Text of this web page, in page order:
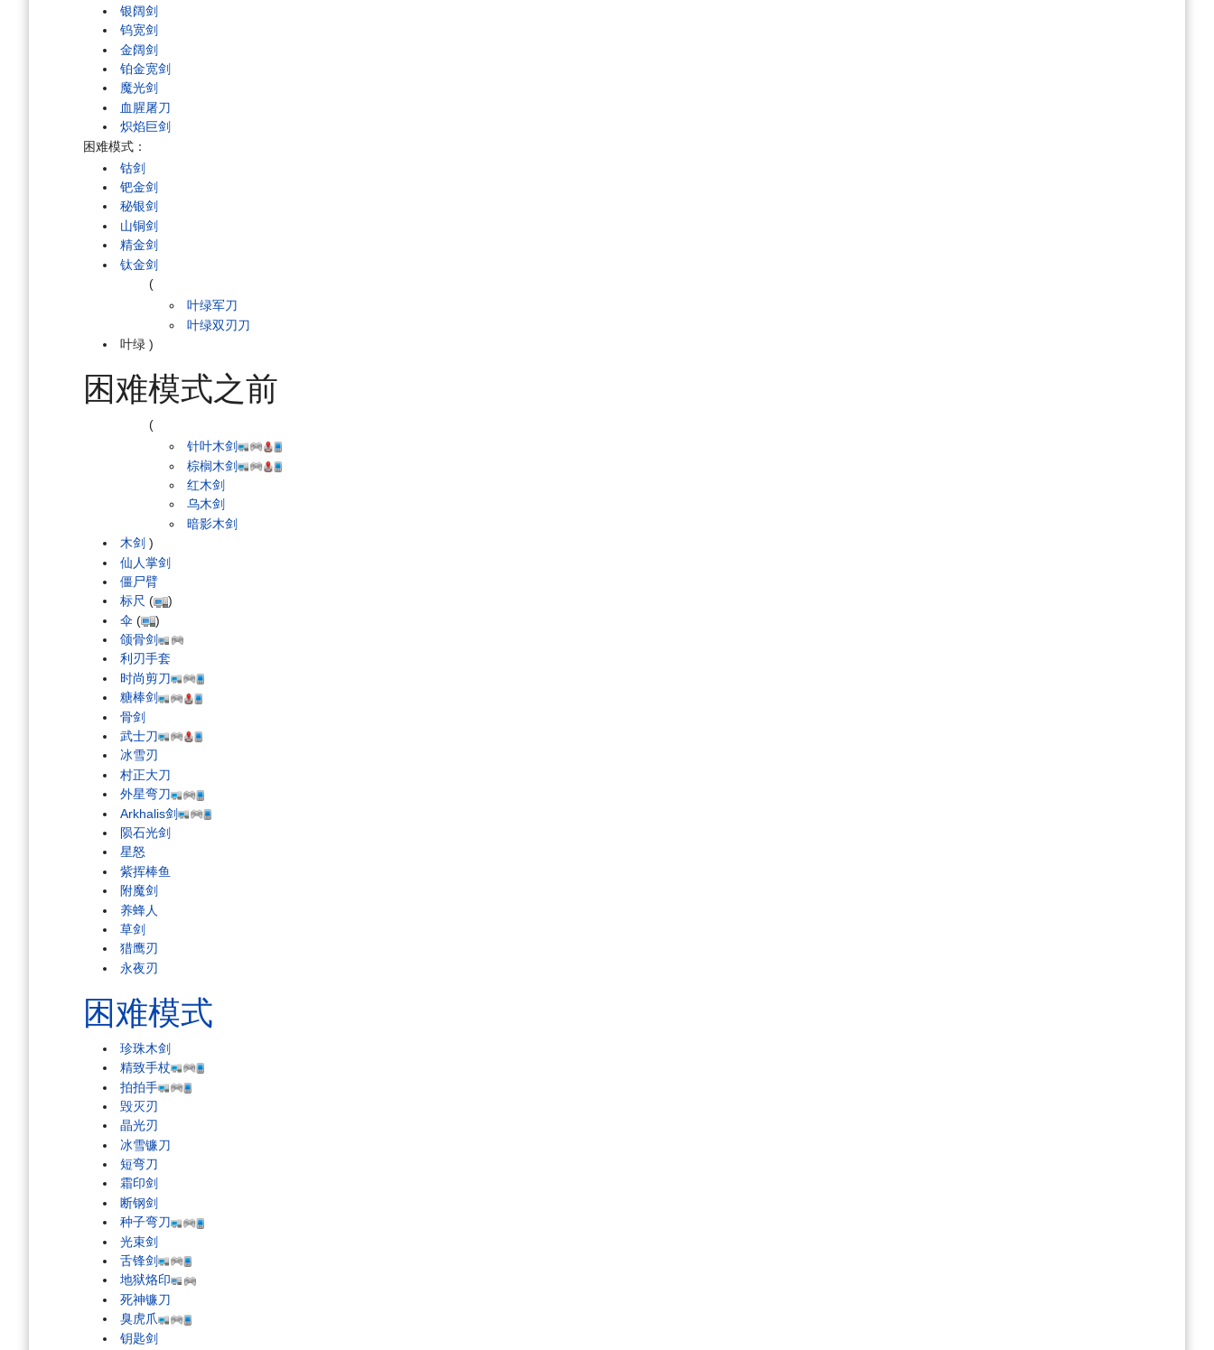
银阔剑
钨宽剑
金阔剑
铂金宽剑
魔光剑
血腥屠刀
炽焰巨剑
困难模式：
钴剑
钯金剑
秘银剑
山铜剑
精金剑
钛金剑
叶绿
(
叶绿军刀
叶绿双刃刀
)
困难模式之前
木剑
(
针叶木剑
棕榈木剑
红木剑
乌木剑
暗影木剑
)
仙人掌剑
僵尸臂
标尺 (
)
伞 (
)
颌骨剑
利刃手套
时尚剪刀
糖棒剑
骨剑
武士刀
冰雪刃
村正大刀
外星弯刀
Arkhalis剑
陨石光剑
星怒
紫挥棒鱼
附魔剑
养蜂人
草剑
猎鹰刃
永夜刃
困难模式
珍珠木剑
精致手杖
拍拍手
毁灭刃
晶光刃
冰雪镰刀
短弯刀
霜印剑
断钢剑
种子弯刀
光束剑
舌锋剑
地狱烙印
死神镰刀
臭虎爪
钥匙剑